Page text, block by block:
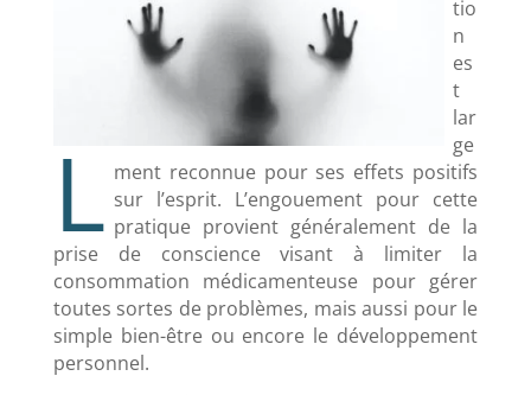
L
tio
n
es
t
lar
ge
ment reconnue pour ses effets positifs
sur l’esprit. L’engouement pour cette
pratique provient généralement de la
prise de conscience visant à limiter la
consommation médicamenteuse pour gérer
toutes sortes de problèmes, mais aussi pour le
simple bien-être ou encore le développement
personnel.